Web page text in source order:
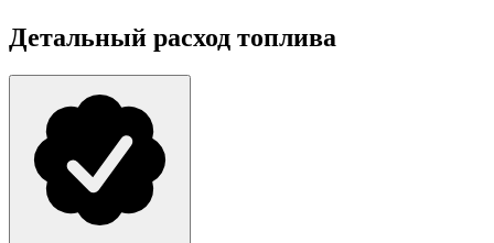
Детальный расход топлива